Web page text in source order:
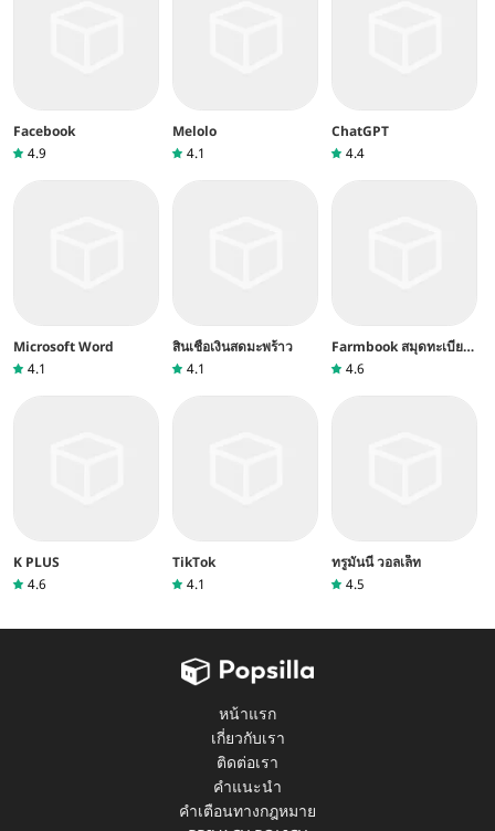
Facebook
4.9
Melolo
4.1
ChatGPT
4.4
Microsoft Word
4.1
สินเชื่อเงินสดมะพร้าว
4.1
Farmbook สมุดทะเบียน
เกษตรกร
4.6
K PLUS
4.6
TikTok
4.1
ทรูมันนี่ วอลเล็ท
4.5
หน้าแรก
เกี่ยวกับเรา
ติดต่อเรา
คำแนะนำ
คำเตือนทางกฎหมาย